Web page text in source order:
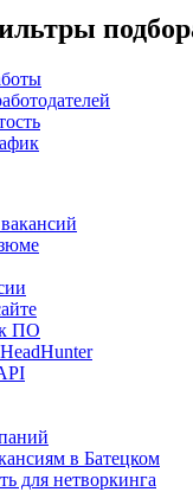
к ПО
в Батецком
для нетворкинга